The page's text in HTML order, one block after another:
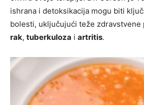
ishrana i detoksikacija mogu biti
bolesti, uključujući teže zdravstvene
rak, tuberkuloza i artritis.